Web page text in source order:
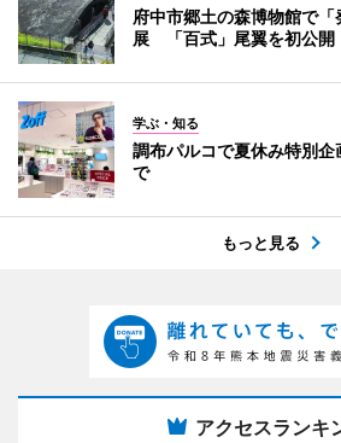
府中市郷土の森博物館で「
展 「百式」尾翼を初公開
学ぶ・知る
調布パルコで夏休み特別
で
もっと見る
アクセスランキ